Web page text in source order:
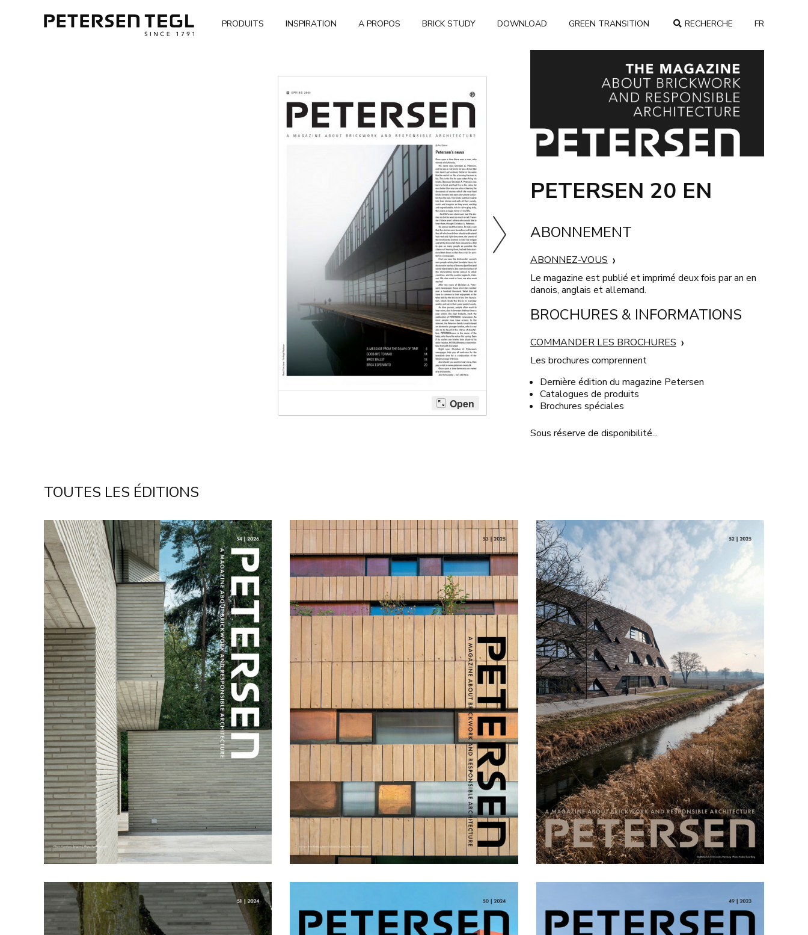
PRODUITS INSPIRATION A PROPOS BRICK STUDY DOWNLOAD GREEN TRANSITION RECHERCHE FR
PETERSEN 20 EN
ABONNEMENT
ABONNEZ-VOUS
Le magazine est publié et imprimé deux fois par an en
danois, anglais et allemand.
BROCHURES & INFORMATIONS
COMMANDER LES BROCHURES
Les brochures comprennent
Dernière édition du magazine Petersen
Catalogues de produits
Brochures spéciales
Sous réserve de disponibilité...
TOUTES LES ÉDITIONS